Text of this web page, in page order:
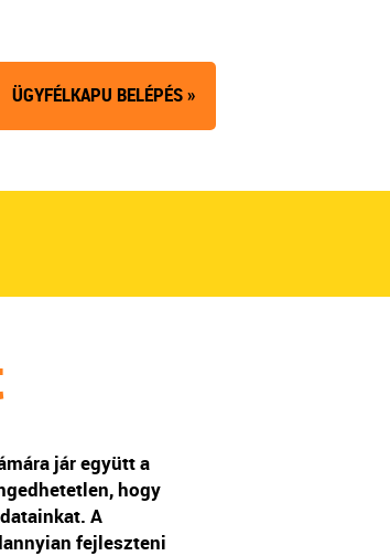
ÜGYFÉLKAPU BELÉPÉS »
jár együtt a
hogy
A
fejleszteni